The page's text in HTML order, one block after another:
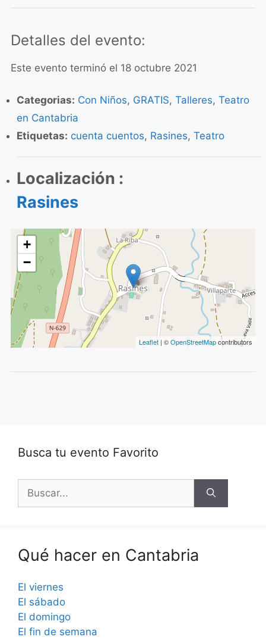
Detalles del evento:
Este evento terminó el 18 octubre 2021
Categorias: Con Niños, GRATIS,Talleres,Teatro
en Cantabria
Etiquetas: cuenta cuentos, Rasines,Teatro
Localización :
Rasines
+
−
Leaflet| ©OpenStreetMapcontributors
Busca tu evento Favorito
Qué hacer en Cantabria
El viernes
El sábado
El domingo
El fin de semana